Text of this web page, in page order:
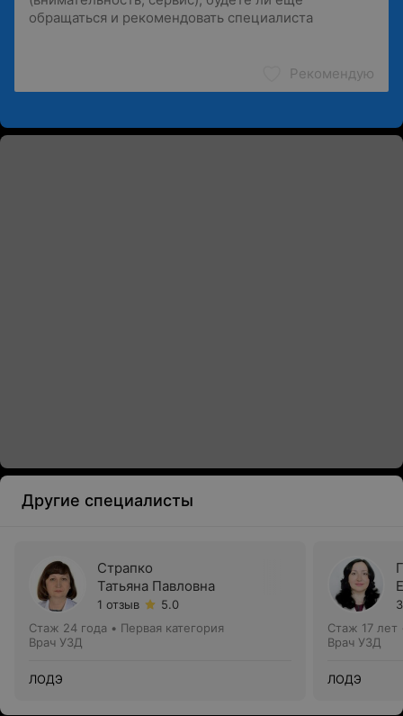
Рекомендую
Другие специалисты
Страпко
Татьяна Павловна
1 отзыв
5.0
Стаж 24 года • Первая категория
Врач УЗД
ЛОДЭ
Стаж 17 лет
Врач УЗД
ЛОДЭ